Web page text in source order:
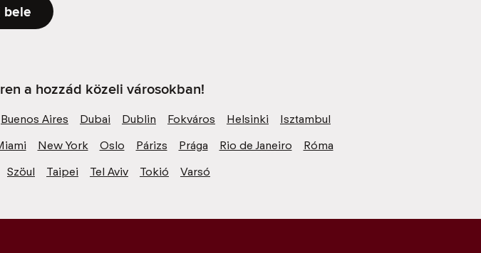
bele
a hozzád közeli városokban!
Buenos Aires Dubai Dublin Fokváros Helsinki
Isztambul
New York Oslo Párizs Prága Rio de Janeiro
Róma
Szöul Taipei Tel Aviv Tokió Varsó